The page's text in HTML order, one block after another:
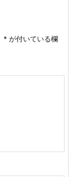
* が付いている欄